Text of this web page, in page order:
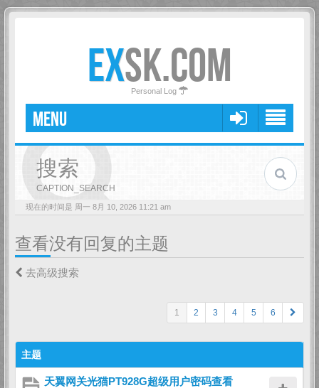
EXSK.COM
Personal Log
MENU
搜索
CAPTION_SEARCH
现在的时间是 周一 8月 10, 2026 11:21 am
查看没有回复的主题
去高级搜索
1 2 3 4 5 6
主题
天翼网关光猫PT928G超级用户密码查看